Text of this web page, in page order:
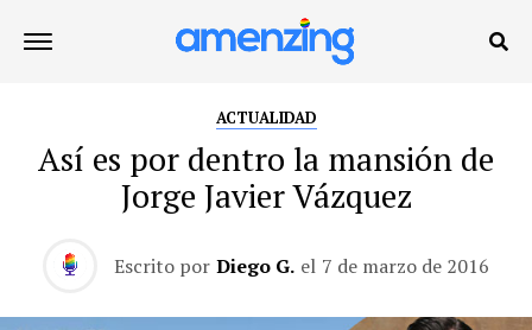
ACTUALIDAD
Así es por dentro la mansión de
Jorge Javier Vázquez
Escrito por Diego G. el 7 de marzo de 2016